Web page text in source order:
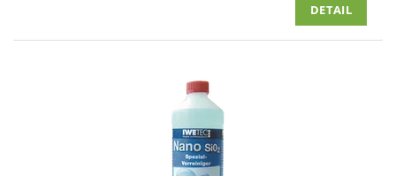
DETAIL